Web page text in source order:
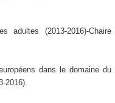
adultes (2013-2016)-Chaire
dans le domaine du
2016).